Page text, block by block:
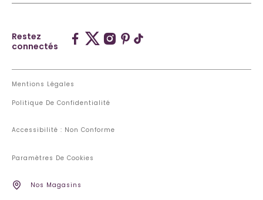
Restez
connectés
Mentions Légales
Politique De Confidentialité
Accessibilité : Non Conforme
Paramètres De Cookies
Nos Magasins